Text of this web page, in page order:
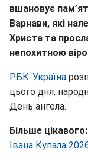
вшановує
Варнави, які
Христа та
непохитною
РБК-Україна
цього дня,
День ангела.
Більше цікавого:
Івана Купала